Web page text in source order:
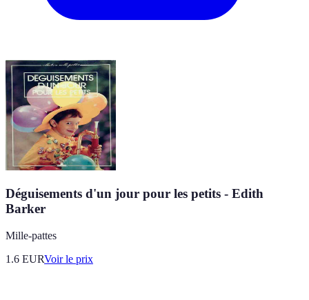
Déguisements d'un jour pour les petits - Edith
Barker
Mille-pattes
1.6 EURVoir le prix